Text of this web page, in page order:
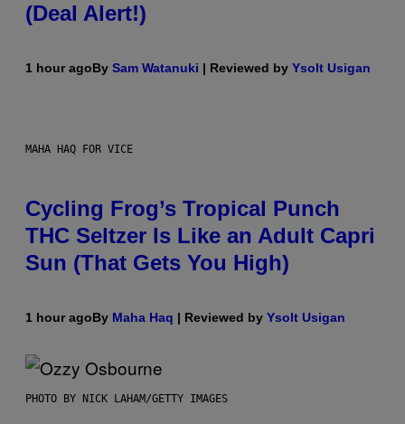
(Deal Alert!)
1 hour agoBy Sam Watanuki | Reviewed by Ysolt Usigan
MAHA HAQ FOR VICE
Cycling Frog’s Tropical Punch
THC Seltzer Is Like an Adult Capri
Sun (That Gets You High)
1 hour agoBy Maha Haq | Reviewed by Ysolt Usigan
PHOTO BY NICK LAHAM/GETTY IMAGES